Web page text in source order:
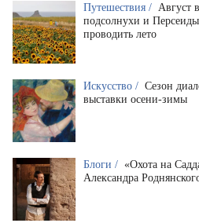
Путешествия / Август
подсолнухи и
проводить лето
Искусство / Сезон
выставки осени-зимы
Блоги / «Охота на
Александра